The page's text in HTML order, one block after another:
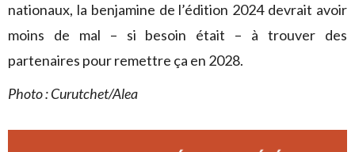
nationaux, la benjamine de l’édition 2024 devrait avoir
moins de mal – si besoin était – à trouver des
partenaires pour remettre ça en 2028.
Photo : Curutchet/Alea